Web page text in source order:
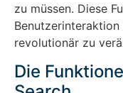
zu müssen. Diese
revolutionär zu
Die